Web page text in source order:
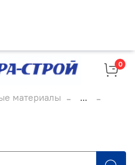
0
материалы
...